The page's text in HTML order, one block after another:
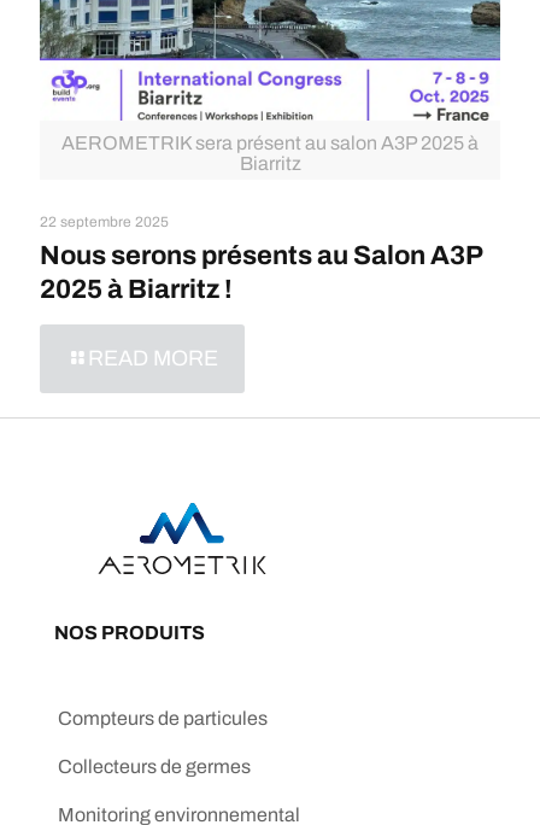
AEROMETRIK sera présent au salon A3P 2025 à
Biarritz
22 septembre 2025
Nous serons présents au Salon A3P
2025 à Biarritz !
READ MORE
NOS PRODUITS
Compteurs de particules
Collecteurs de germes
Monitoring environnemental